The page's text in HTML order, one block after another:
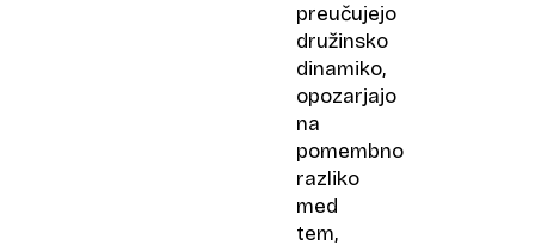
preučujejo
družinsko
dinamiko,
opozarjajo
na
pomembno
razliko
med
tem,